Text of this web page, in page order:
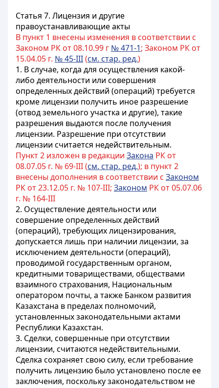
Статья 7. Лицензия и другие
правоустанавливающие акты
В пункт 1 внесены изменения в соответствии с
Законом РК от 08.10.99 г № 471-1; Законом РК от
15.04.05 г. № 45-III(см. стар. ред.)
1. В случае, когда для осуществления какой-
либо деятельности или совершения
определенных действий (операций) требуется
кроме лицензии получить иное разрешение
(отвод земельного участка и другие), такие
разрешения выдаются после получения
лицензии. Разрешение при отсутствии
лицензии считается недействительным.
Пункт 2 изложен в редакции Закона РК от
08.07.05 г. № 69-III (см. стар. ред.); в пункт 2
внесены дополнения в соответствии с Законом
РК от 23.12.05 г. № 107-III; Законом РК от 05.07.06
г. № 164-III
2. Осуществление деятельности или
совершение определенных действий
(операций), требующих лицензирования,
допускается лишь при наличии лицензии, за
исключением деятельности (операций),
проводимой государственным органом,
кредитными товариществами, обществами
взаимного страхования, Национальным
оператором почты, а также Банком развития
Казахстана в пределах полномочий,
установленных законодательными актами
Республики Казахстан.
3. Сделки, совершенные при отсутствии
лицензии, считаются недействительными.
Сделка сохраняет свою силу, если требование
получить лицензию было установлено после ее
заключения, поскольку законодательством не